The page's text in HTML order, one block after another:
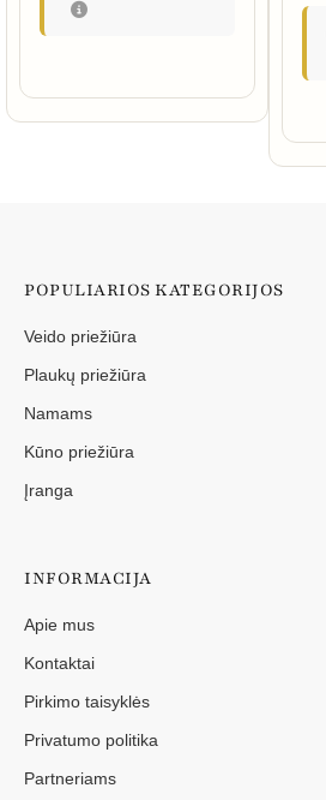
POPULIARIOS KATEGORIJOS
Veido priežiūra
Plaukų priežiūra
Namams
Kūno priežiūra
Įranga
INFORMACIJA
Apie mus
Kontaktai
Pirkimo taisyklės
Privatumo politika
Partneriams